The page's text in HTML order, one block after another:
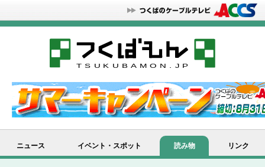
ニュース イベント・スポット 読み物 リンク